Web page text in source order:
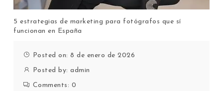
5 estrategias de marketing para fotógrafos que sí
funcionan en España
Posted on: 8 de enero de 2026
Posted by:admin
Comments: 0